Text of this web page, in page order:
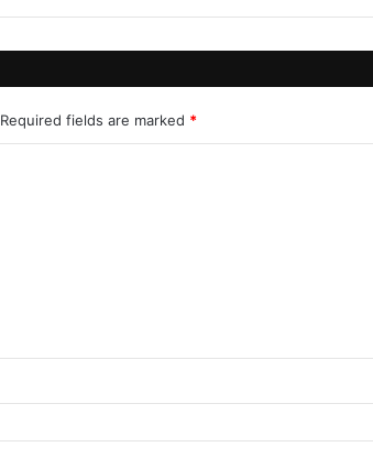
Required fields are marked *